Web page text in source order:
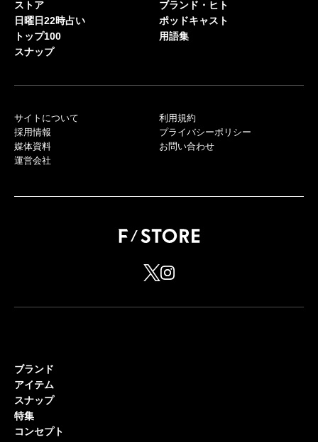
ストア
日曜日22時占い
トップ100
スナップ
ブランド・ヒト
ポッドキャスト
用語集
サイトについて
採用情報
媒体資料
運営会社
利用規約
プライバシーポリシー
お問い合わせ
ブランド
アイテム
スナップ
特集
コンセプト